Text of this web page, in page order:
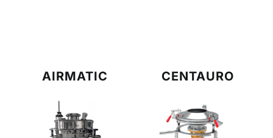
AIRMATIC CENTAURO